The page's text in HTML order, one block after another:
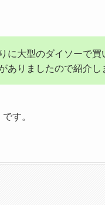
に大型のダイソーで
ありましたので紹介し
です。